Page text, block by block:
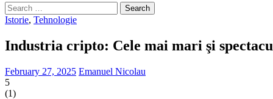
Search
for:
Istorie, Tehnologie
Industria cripto: Cele mai mari şi
February 27, 2025 Emanuel Nicolau
5
(1)